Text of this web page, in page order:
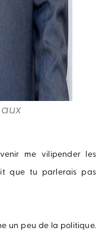
me vilipender les
que tu parlerais pas
un peu de la politique.